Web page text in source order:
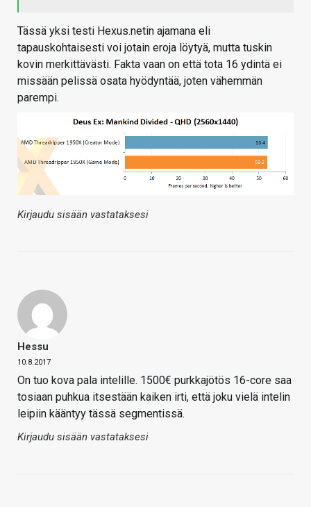
Tässä yksi testi Hexus.netin ajamana eli
tapauskohtaisesti voi jotain eroja löytyä, mutta tuskin
kovin merkittävästi. Fakta vaan on että tota 16 ydintä ei
missään pelissä osata hyödyntää, joten vähemmän
parempi.
Kirjaudu sisään vastataksesi
Hessu
10.8.2017
On tuo kova pala intelille. 1500€ purkkajötös 16-core saa
tosiaan puhkua itsestään kaiken irti, että joku vielä intelin
leipiin kääntyy tässä segmentissä.
Kirjaudu sisään vastataksesi